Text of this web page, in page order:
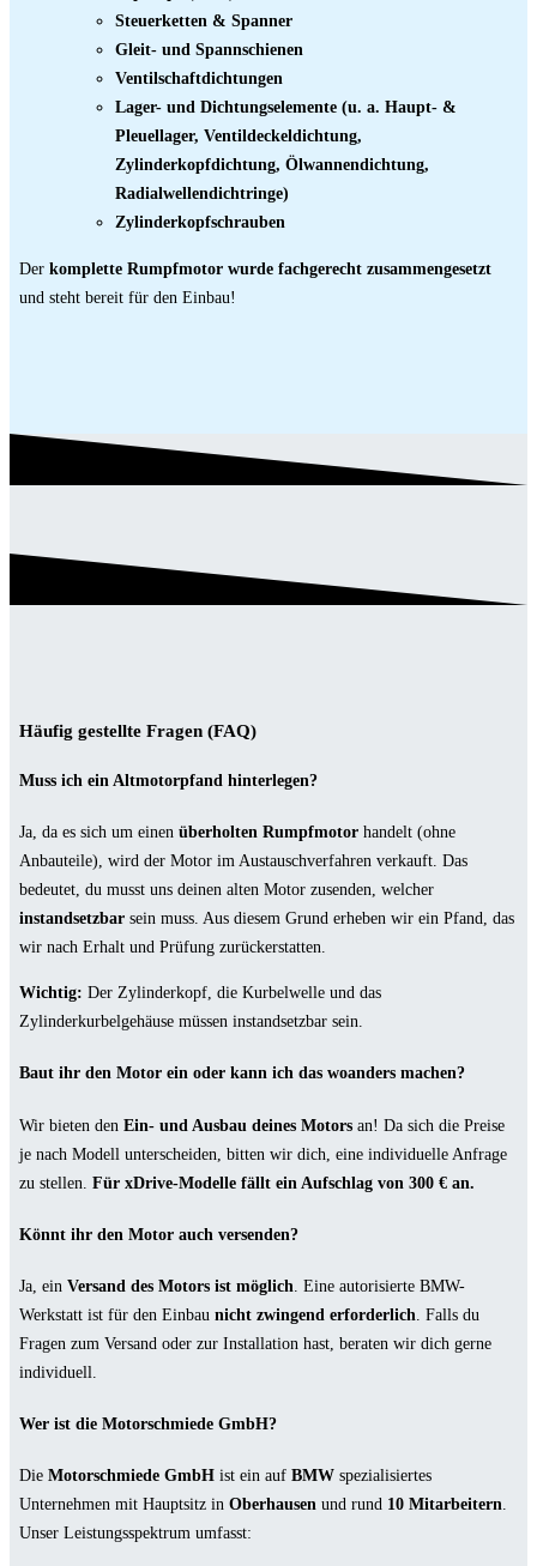
Steuerketten & Spanner
Gleit- und Spannschienen
Ventilschaftdichtungen
Lager- und Dichtungselemente (u. a. Haupt- &
Pleuellager, Ventildeckeldichtung,
Zylinderkopfdichtung, Ölwannendichtung,
Radialwellendichtringe)
Zylinderkopfschrauben
Der komplette Rumpfmotor wurde fachgerecht zusammengesetzt
und steht bereit für den Einbau!
Häufig gestellte Fragen (FAQ)
Muss ich ein Altmotorpfand hinterlegen?
Ja, da es sich um einen überholten Rumpfmotor handelt (ohne
Anbauteile), wird der Motor im Austauschverfahren verkauft. Das
bedeutet, du musst uns deinen alten Motor zusenden, welcher
instandsetzbar sein muss. Aus diesem Grund erheben wir ein Pfand, das
wir nach Erhalt und Prüfung zurückerstatten.
Wichtig: Der Zylinderkopf, die Kurbelwelle und das
Zylinderkurbelgehäuse müssen instandsetzbar sein.
Baut ihr den Motor ein oder kann ich das woanders machen?
Wir bieten den Ein- und Ausbau deines Motors an! Da sich die Preise
je nach Modell unterscheiden, bitten wir dich, eine individuelle Anfrage
zu stellen. Für xDrive-Modelle fällt ein Aufschlag von 300 € an.
Könnt ihr den Motor auch versenden?
Ja, ein Versand des Motors ist möglich . Eine autorisierte BMW-
Werkstatt ist für den Einbau nicht zwingend erforderlich . Falls du
Fragen zum Versand oder zur Installation hast, beraten wir dich gerne
individuell.
Wer ist die Motorschmiede GmbH?
Die Motorschmiede GmbH ist ein auf BMW spezialisiertes
Unternehmen mit Hauptsitz in Oberhausen und rund 10 Mitarbeitern.
Unser Leistungsspektrum umfasst: